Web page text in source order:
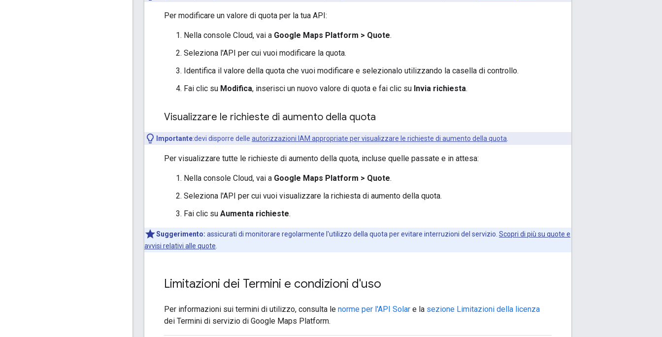
Per modificare un valore di quota per la tua API:
Nella console Cloud, vai a Google Maps Platform > Quote.
Seleziona l'API per cui vuoi modificare la quota.
Identifica il valore della quota che vuoi modificare e selezionalo utilizzando la casella di controllo.
Fai clic su Modifica, inserisci un nuovo valore di quota e fai clic su Invia richiesta.
Visualizzare le richieste di aumento della quota
Importante:devi disporre delle autorizzazioni IAM appropriate per visualizzare le richieste di aumento della quota
Per visualizzare tutte le richieste di aumento della quota, incluse quelle passate e in attesa:
Nella console Cloud, vai a Google Maps Platform > Quote.
Seleziona l'API per cui vuoi visualizzare la richiesta di aumento della quota.
Fai clic su Aumenta richieste.
Suggerimento: assicurati di monitorare regolarmente l'utilizzo della quota per evitare interruzioni del servizio. Scopri di più su quote e
avvisi relativi alle quote
Limitazioni dei Termini e condizioni d'uso
Per informazioni sui termini di utilizzo, consulta le norme per l'API Solar e la sezione Limitazioni della licenza
dei Termini di servizio di Google Maps Platform.